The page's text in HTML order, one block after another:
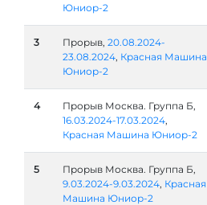
Юниор-2
3 Прорыв, 20.08.2024-
23.08.2024, Красная Машина
Юниор-2
4
Прорыв Москва. Группа Б,
16.03.2024-17.03.2024,
Красная Машина Юниор-2
5
Прорыв Москва. Группа Б,
9.03.2024-9.03.2024, Красная
Машина Юниор-2